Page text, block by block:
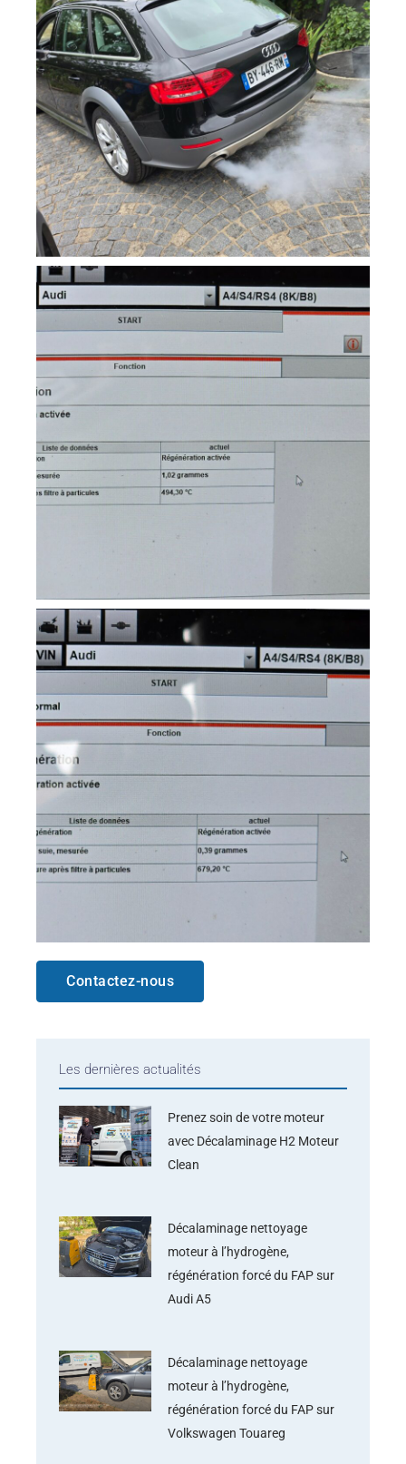
Contactez-nous
Les dernières actualités
Prenez soin de votre moteur
avec Décalaminage H2 Moteur
Clean
Décalaminage nettoyage
moteur à l’hydrogène,
régénération forcé du FAP sur
Audi A5
Décalaminage nettoyage
moteur à l’hydrogène,
régénération forcé du FAP sur
Volkswagen Touareg